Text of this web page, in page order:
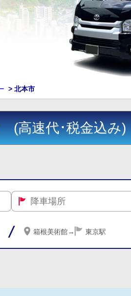
> 北本市
高速代･税金込み)
箱根美術館→ 東京駅